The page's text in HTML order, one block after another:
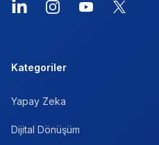
Kategoriler
Yapay Zeka
Dijital Dönüşüm